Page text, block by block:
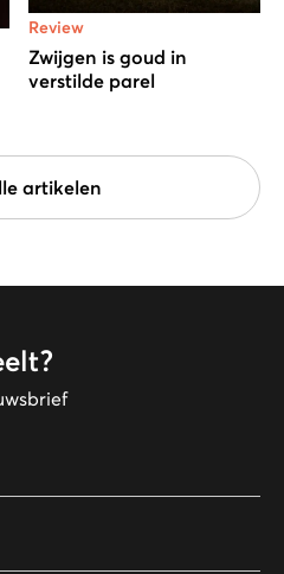
Review
Zwijgen is goud in
verstilde parel
artikelen